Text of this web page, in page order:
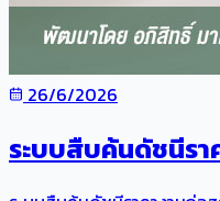
26/6/2026
ระบบสืบค้นดัชนีรา